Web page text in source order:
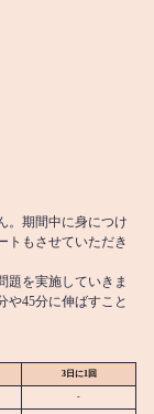
。期間中に身につけ
トもさせていただき
を実施していきま
や45分に伸ばすこと
3日に1回
-